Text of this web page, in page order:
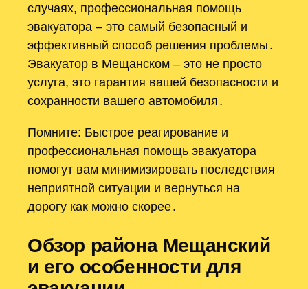
случаях, профессиональная помощь
эвакуатора – это самый безопасный и
эффективный способ решения проблемы․
Эвакуатор в Мещанском – это не просто
услуга, это гарантия вашей безопасности и
сохранности вашего автомобиля․
Помните: Быстрое реагирование и
профессиональная помощь эвакуатора
помогут вам минимизировать последствия
неприятной ситуации и вернуться на
дорогу как можно скорее․
Обзор района Мещанский
и его особенности для